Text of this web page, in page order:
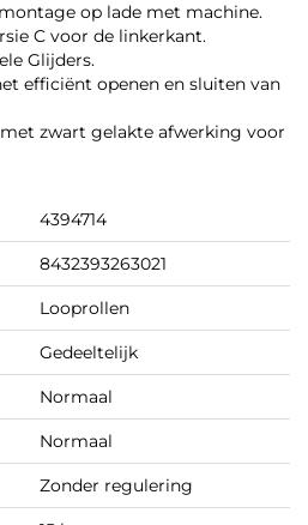
op lade met machine.
C voor de linkerkant.
Glijders.
efficiënt openen en sluiten van
zwart gelakte afwerking voor
4394714
8432393263021
Looprollen
Gedeeltelijk
Normaal
Normaal
Zonder regulering